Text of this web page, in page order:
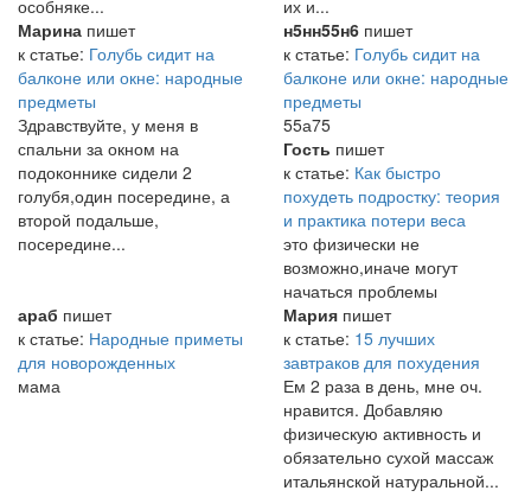
особняке...
их и...
Марина пишет
к статье: Голубь сидит на
балконе или окне: народные
предметы
Здравствуйте, у меня в
спальни за окном на
подоконнике сидели 2
голубя,один посередине, а
второй подальше,
посередине...
н5нн55н6 пишет
к статье: Голубь сидит на
балконе или окне: народные
предметы
55а75
Гость пишет
к статье: Как быстро
похудеть подростку: теория
и практика потери веса
это физически не
возможно,иначе могут
начаться проблемы
араб пишет
к статье: Народные приметы
для новорожденных
мама
Мария пишет
к статье: 15 лучших
завтраков для похудения
Ем 2 раза в день, мне оч.
нравится. Добавляю
физическую активность и
обязательно сухой массаж
итальянской натуральной...